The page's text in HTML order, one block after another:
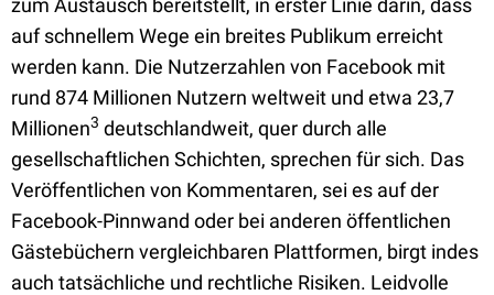
zum Austausch bereitstellt, in erster Linie darin, dass
auf schnellem Wege ein breites Publikum erreicht
werden kann. Die Nutzerzahlen von Facebook mit
rund 874 Millionen Nutzern weltweit und etwa 23,7
Millionen3 deutschlandweit, quer durch alle
gesellschaftlichen Schichten, sprechen für sich. Das
Veröffentlichen von Kommentaren, sei es auf der
Facebook-Pinnwand oder bei anderen öffentlichen
Gästebüchern vergleichbaren Plattformen, birgt indes
auch tatsächliche und rechtliche Risiken. Leidvolle